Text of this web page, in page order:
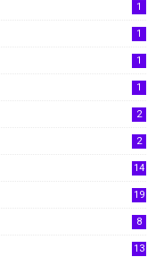
1
1
1
1
2
2
14
19
8
13